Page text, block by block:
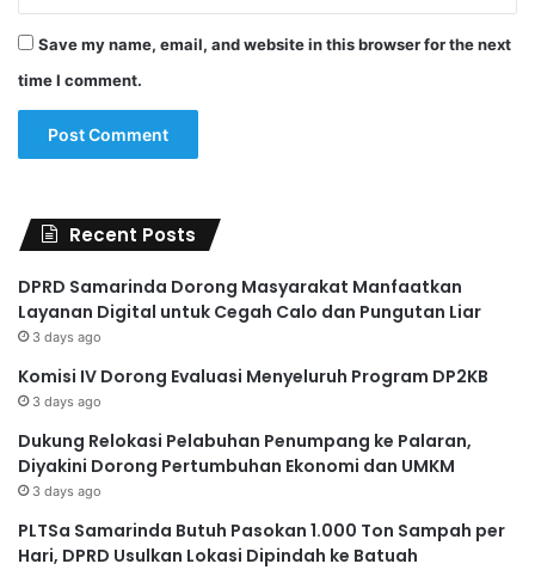
Save my name, email, and website in this browser for the next
time I comment.
Recent Posts
DPRD Samarinda Dorong Masyarakat Manfaatkan
Layanan Digital untuk Cegah Calo dan Pungutan Liar
3 days ago
Komisi IV Dorong Evaluasi Menyeluruh Program DP2KB
3 days ago
Dukung Relokasi Pelabuhan Penumpang ke Palaran,
Diyakini Dorong Pertumbuhan Ekonomi dan UMKM
3 days ago
PLTSa Samarinda Butuh Pasokan 1.000 Ton Sampah per
Hari, DPRD Usulkan Lokasi Dipindah ke Batuah